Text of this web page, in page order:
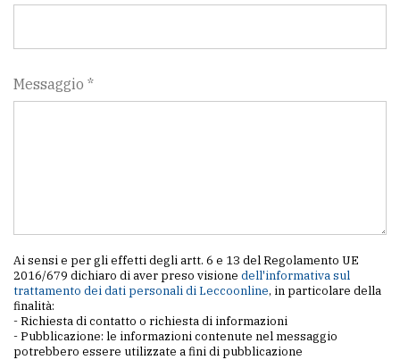
Messaggio *
Ai sensi e per gli effetti degli artt. 6 e 13 del Regolamento UE
2016/679 dichiaro di aver preso visione dell'informativa sul
trattamento dei dati personali di Leccoonline, in particolare della
finalità:
- Richiesta di contatto o richiesta di informazioni
- Pubblicazione: le informazioni contenute nel messaggio
potrebbero essere utilizzate a fini di pubblicazione